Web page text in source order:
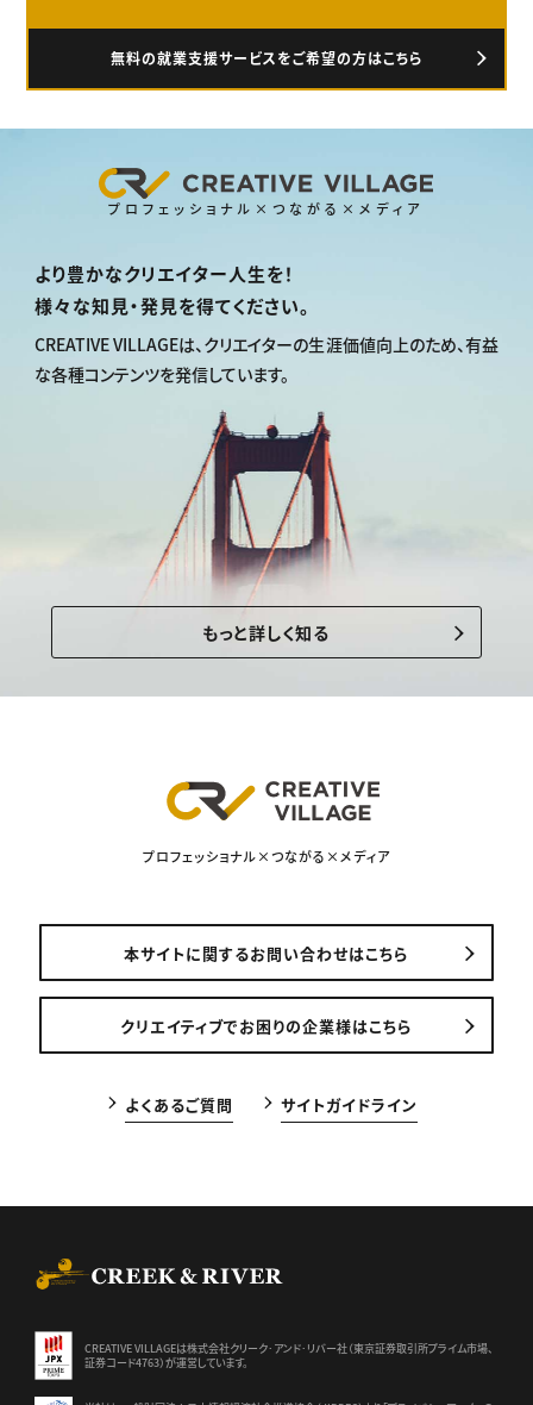
無料の就業支援サービスをご希望の方はこちら
プロフェッショナル×つながる×メディア
より豊かなクリエイター人生を！
様々な知見・発見を得てください。
CREATIVE VILLAGEは、クリエイターの生涯価値向上のため、有益
な各種コンテンツを発信しています。
もっと詳しく知る
プロフェッショナル×つながる×メディア
本サイトに関するお問い合わせはこちら
クリエイティブでお困りの企業様はこちら
よくあるご質問 サイトガイドライン
CREATIVE VILLAGEは株式会社クリーク･アンド･リバー社（東京証券取引所プライム市場、
証券コード4763）が運営しています。